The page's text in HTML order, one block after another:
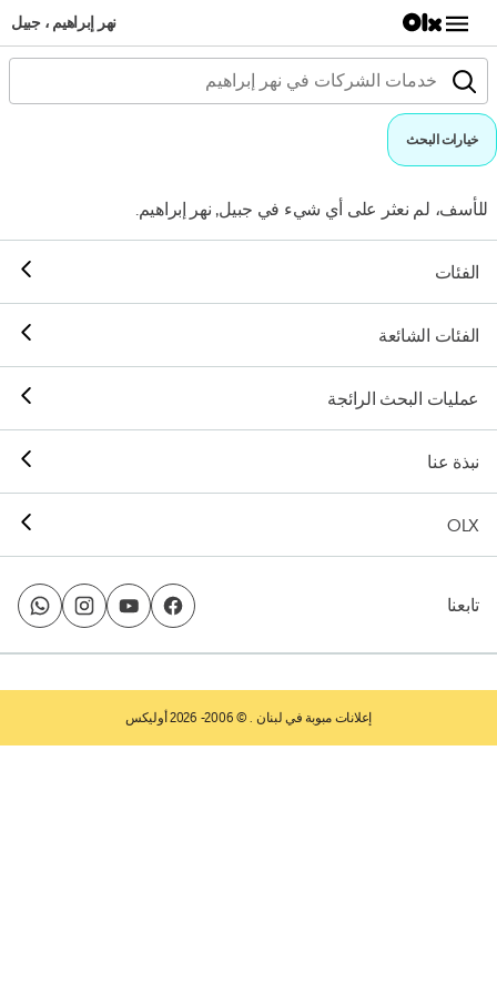
نهر إبراهيم ، جبيل
خيارات البحث
للأسف، لم نعثر على أي شيء في جبيل, نهر إبراهيم.
الفئات
الفئات الشائعة
عمليات البحث الرائجة
نبذة عنا
OLX
تابعنا
إعلانات مبوبة في لبنان . © 2006- 2026 أوليكس